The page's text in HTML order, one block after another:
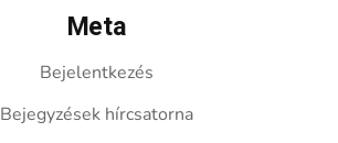
Meta
Bejelentkezés
Bejegyzések hírcsatorna